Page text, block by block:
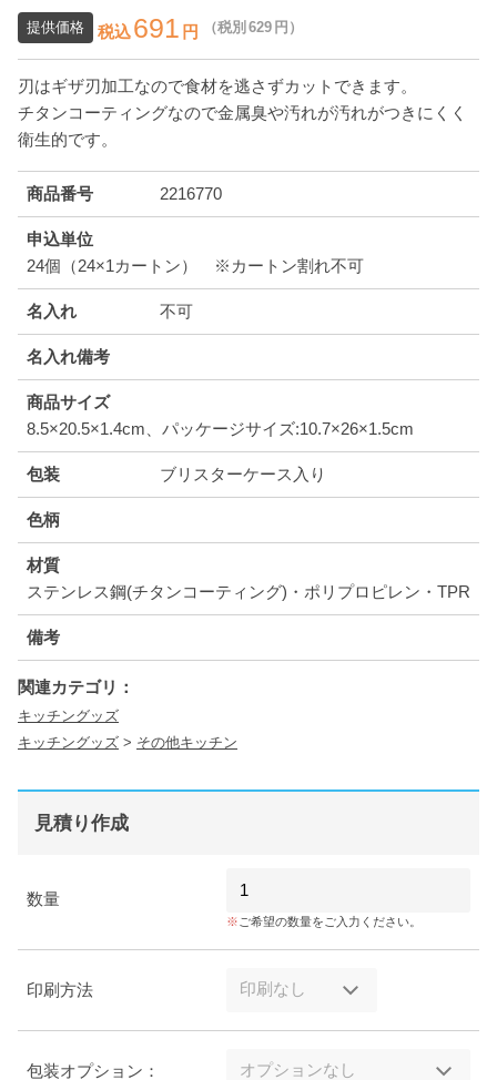
提供価格 税込691 円 （税別 629 円）
刃はギザ刃加工なので食材を逃さずカットできます。
チタンコーティングなので金属臭や汚れが汚れがつきにくく
衛生的です。
商品番号 2216770
申込単位
24個（24×1カートン） ※カートン割れ不可
名入れ 不可
名入れ備考
商品サイズ
8.5×20.5×1.4cm、パッケージサイズ:10.7×26×1.5cm
包装 ブリスターケース入り
色柄
材質
ステンレス鋼(チタンコーティング)・ポリプロピレン・TPR
備考
関連カテゴリ：
キッチングッズ
キッチングッズ > その他キッチン
見積り作成
数量
ご希望の数量をご入力ください。
印刷方法
包装オプション：